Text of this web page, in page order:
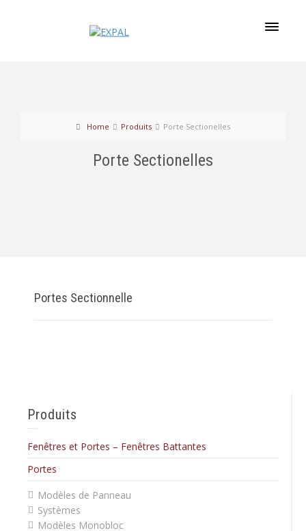
Home Produits Porte Sectionelles
Porte Sectionelles
Portes Sectionnelle
Produits
Fenêtres et Portes – Fenêtres Battantes
Portes
Modèles de Panneau
Systèmes
Modèles Monobloc